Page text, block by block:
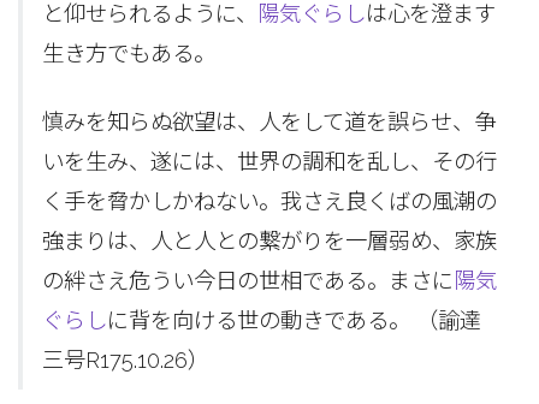
と仰せられるように、 陽気ぐらしは心を澄ます
生き方でもある。
慎みを知らぬ欲望は、人をして道を誤らせ、争
いを生み、遂には、世界の調和を乱し、その行
く手を脅かしかねない。我さえ良くばの風潮の
強まりは、人と人との繋がりを一層弱め、家族
の絆さえ危うい今日の世相である。まさに 陽気
ぐらしに背を向ける世の動きである。 （諭達
三号R175.10.26）